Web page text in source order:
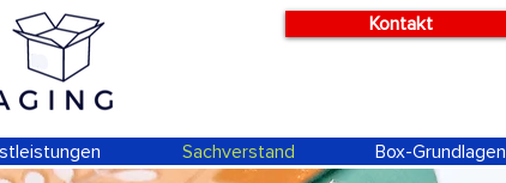
Kontakt
Sachverstand Box-Grundlagen